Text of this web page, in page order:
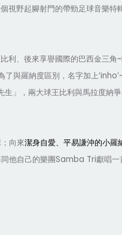
視野起腳射門的帶勁足球音樂特
利、後來享譽國際的巴西金三角
了與羅納度區別， 名字加上‘
生」，兩大球王比利與馬拉度納
向來潔身自愛、平易謙沖的小羅
他自己的樂團 Samba Tri獻唱一